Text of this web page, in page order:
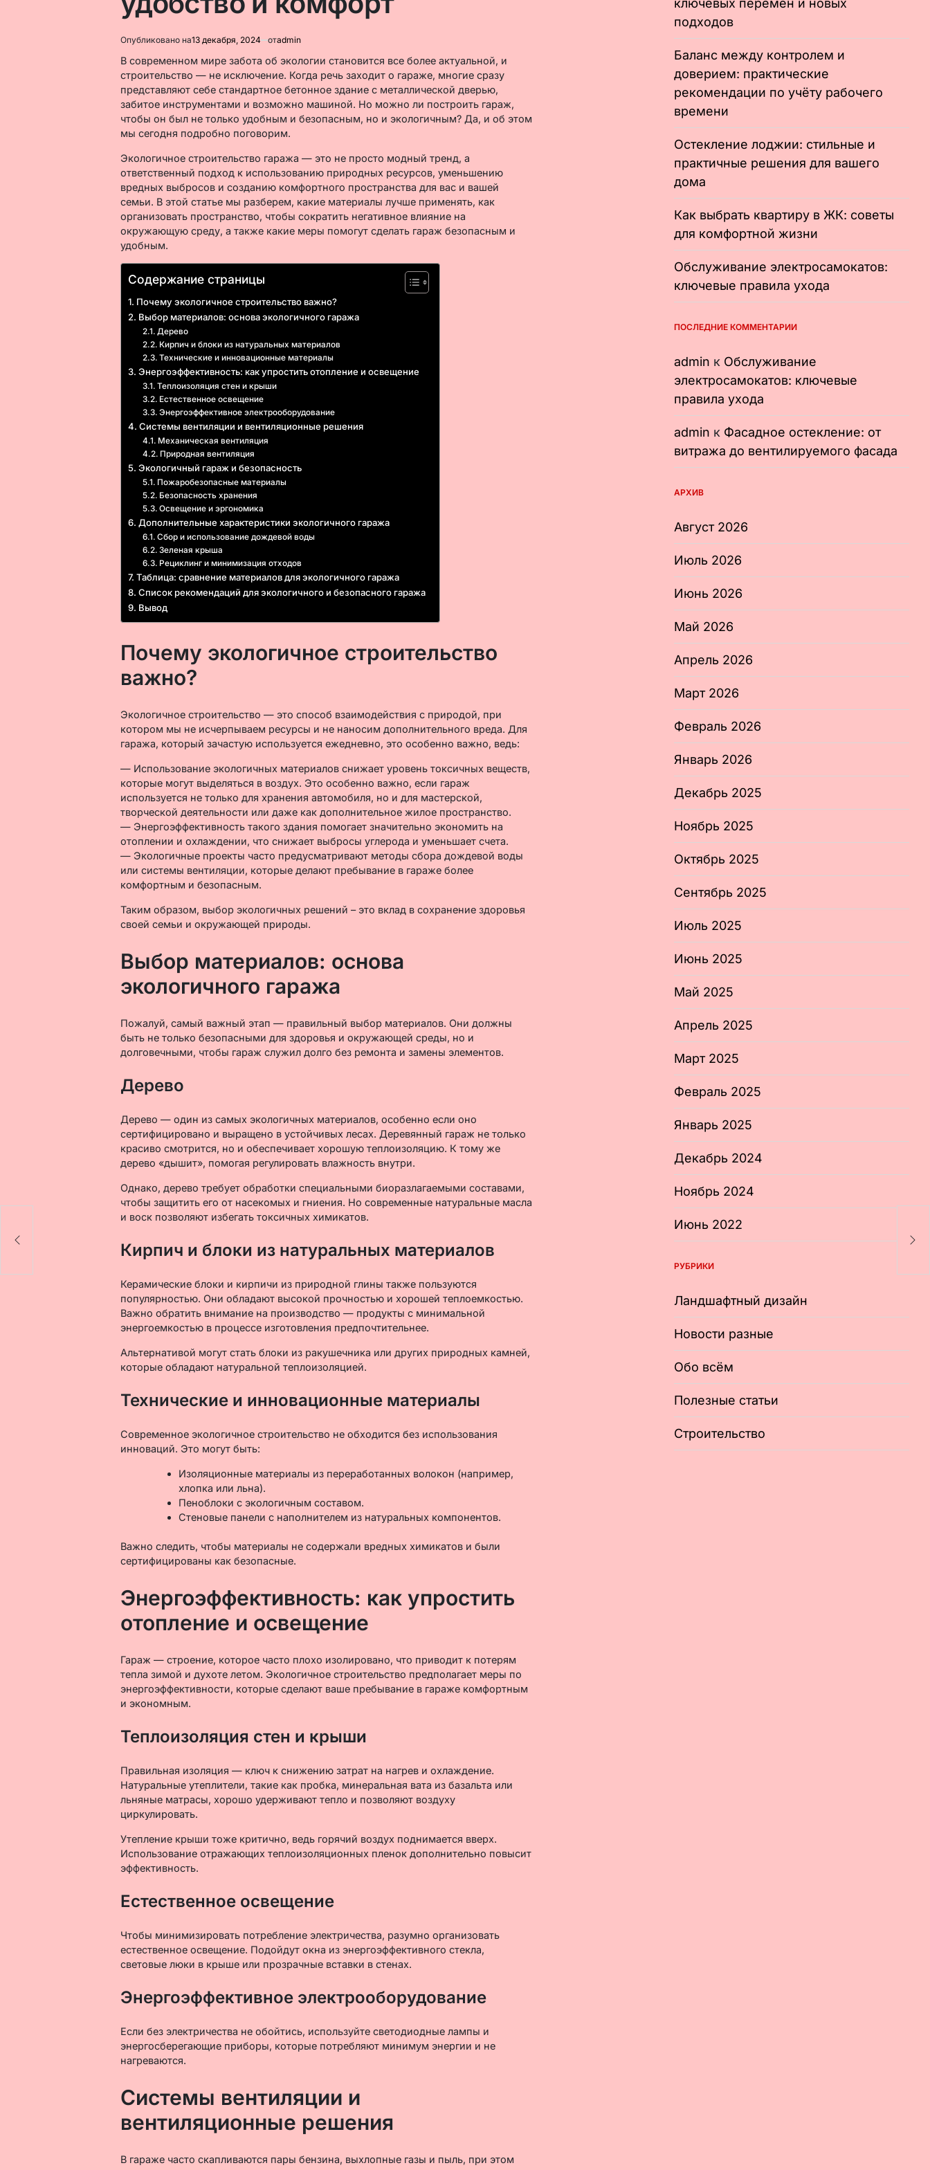
Опубликовано на13 декабря, 2024 отadmin
В современном мире забота об экологии становится все более актуальной, и
строительство — не исключение. Когда речь заходит о гараже, многие сразу
представляют себе стандартное бетонное здание с металлической дверью,
забитое инструментами и возможно машиной. Но можно ли построить гараж,
чтобы он был не только удобным и безопасным, но и экологичным? Да, и об этом
мы сегодня подробно поговорим.
Экологичное строительство гаража — это не просто модный тренд, а
ответственный подход к использованию природных ресурсов, уменьшению
вредных выбросов и созданию комфортного пространства для вас и вашей
семьи. В этой статье мы разберем, какие материалы лучше применять, как
организовать пространство, чтобы сократить негативное влияние на
окружающую среду, а также какие меры помогут сделать гараж безопасным и
удобным.
Содержание страницы
Почему экологичное строительство важно?
Выбор материалов: основа экологичного гаража
Дерево
Кирпич и блоки из натуральных материалов
Технические и инновационные материалы
Энергоэффективность: как упростить отопление и освещение
Теплоизоляция стен и крыши
Естественное освещение
Энергоэффективное электрооборудование
Системы вентиляции и вентиляционные решения
Механическая вентиляция
Природная вентиляция
Экологичный гараж и безопасность
Пожаробезопасные материалы
Безопасность хранения
Освещение и эргономика
Дополнительные характеристики экологичного гаража
Сбор и использование дождевой воды
Зеленая крыша
Рециклинг и минимизация отходов
Таблица: сравнение материалов для экологичного гаража
Список рекомендаций для экологичного и безопасного гаража
Вывод
Почему экологичное строительство
важно?
Экологичное строительство — это способ взаимодействия с природой, при
котором мы не исчерпываем ресурсы и не наносим дополнительного вреда. Для
гаража, который зачастую используется ежедневно, это особенно важно, ведь:
— Использование экологичных материалов снижает уровень токсичных веществ,
которые могут выделяться в воздух. Это особенно важно, если гараж
используется не только для хранения автомобиля, но и для мастерской,
творческой деятельности или даже как дополнительное жилое пространство.
— Энергоэффективность такого здания помогает значительно экономить на
отоплении и охлаждении, что снижает выбросы углерода и уменьшает счета.
— Экологичные проекты часто предусматривают методы сбора дождевой воды
или системы вентиляции, которые делают пребывание в гараже более
комфортным и безопасным.
Таким образом, выбор экологичных решений – это вклад в сохранение здоровья
своей семьи и окружающей природы.
Выбор материалов: основа
экологичного гаража
Пожалуй, самый важный этап — правильный выбор материалов. Они должны
быть не только безопасными для здоровья и окружающей среды, но и
долговечными, чтобы гараж служил долго без ремонта и замены элементов.
Дерево
Дерево — один из самых экологичных материалов, особенно если оно
сертифицировано и выращено в устойчивых лесах. Деревянный гараж не только
красиво смотрится, но и обеспечивает хорошую теплоизоляцию. К тому же
дерево «дышит», помогая регулировать влажность внутри.
Однако, дерево требует обработки специальными биоразлагаемыми составами,
чтобы защитить его от насекомых и гниения. Но современные натуральные масла
и воск позволяют избегать токсичных химикатов.
Кирпич и блоки из натуральных материалов
Керамические блоки и кирпичи из природной глины также пользуются
популярностью. Они обладают высокой прочностью и хорошей теплоемкостью.
Важно обратить внимание на производство — продукты с минимальной
энергоемкостью в процессе изготовления предпочтительнее.
Альтернативой могут стать блоки из ракушечника или других природных камней,
которые обладают натуральной теплоизоляцией.
Технические и инновационные материалы
Современное экологичное строительство не обходится без использования
инноваций. Это могут быть:
Изоляционные материалы из переработанных волокон (например,
хлопка или льна).
Пеноблоки с экологичным составом.
Стеновые панели с наполнителем из натуральных компонентов.
Важно следить, чтобы материалы не содержали вредных химикатов и были
сертифицированы как безопасные.
Энергоэффективность: как упростить
отопление и освещение
Гараж — строение, которое часто плохо изолировано, что приводит к потерям
тепла зимой и духоте летом. Экологичное строительство предполагает меры по
энергоэффективности, которые сделают ваше пребывание в гараже комфортным
и экономным.
Теплоизоляция стен и крыши
Правильная изоляция — ключ к снижению затрат на нагрев и охлаждение.
Натуральные утеплители, такие как пробка, минеральная вата из базальта или
льняные матрасы, хорошо удерживают тепло и позволяют воздуху
циркулировать.
Утепление крыши тоже критично, ведь горячий воздух поднимается вверх.
Использование отражающих теплоизоляционных пленок дополнительно повысит
эффективность.
Естественное освещение
Чтобы минимизировать потребление электричества, разумно организовать
естественное освещение. Подойдут окна из энергоэффективного стекла,
световые люки в крыше или прозрачные вставки в стенах.
Энергоэффективное электрооборудование
Если без электричества не обойтись, используйте светодиодные лампы и
энергосберегающие приборы, которые потребляют минимум энергии и не
нагреваются.
Системы вентиляции и
вентиляционные решения
В гараже часто скапливаются пары бензина, выхлопные газы и пыль, при этом
ключевых перемен и новых
подходов
Баланс между контролем и
доверием: практические
рекомендации по учёту рабочего
времени
Остекление лоджии: стильные и
практичные решения для вашего
дома
Как выбрать квартиру в ЖК: советы
для комфортной жизни
Обслуживание электросамокатов:
ключевые правила ухода
ПОСЛЕДНИЕ КОММЕНТАРИИ
admin к Обслуживание
электросамокатов: ключевые
правила ухода
admin к Фасадное остекление: от
витража до вентилируемого фасада
АРХИВ
Август 2026
Июль 2026
Июнь 2026
Май 2026
Апрель 2026
Март 2026
Февраль 2026
Январь 2026
Декабрь 2025
Ноябрь 2025
Октябрь 2025
Сентябрь 2025
Июль 2025
Июнь 2025
Май 2025
Апрель 2025
Март 2025
Февраль 2025
Январь 2025
Декабрь 2024
Ноябрь 2024
Июнь 2022
РУБРИКИ
Ландшафтный дизайн
Новости разные
Обо всём
Полезные статьи
Строительство